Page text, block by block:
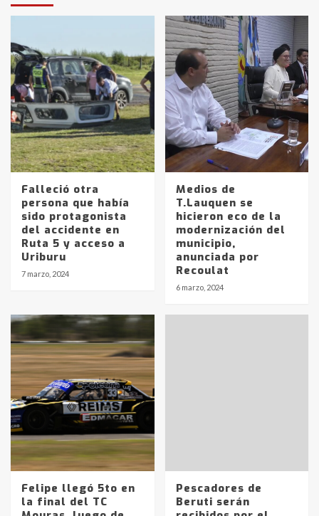
Falleció otra
persona que había
sido protagonista
del accidente en
Ruta 5 y acceso a
Uriburu
7 marzo, 2024
Medios de
T.Lauquen se
hicieron eco de la
modernización del
municipio,
anunciada por
Recoulat
6 marzo, 2024
Felipe llegó 5to en
la final del TC
Pescadores de
Beruti serán
Identidad de los adolescentes